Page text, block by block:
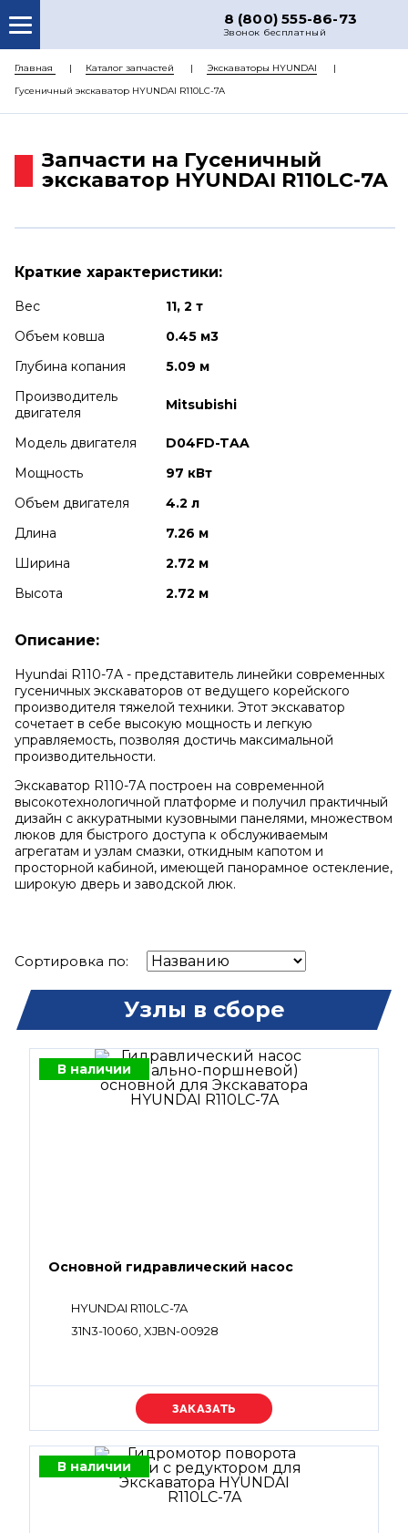
8 (800) 555-86-73
Звонок бесплатный
О НАС
КАТАЛОГ ЗАПЧАСТЕЙ
ДОСТАВКА
Главная Каталог запчастей
Экскаваторы HYUNDAI
Гусеничный экскаватор HYUNDAI R110LC-7A
Запчасти на Гусеничный
экскаватор HYUNDAI R110LC-7A
Краткие характеристики:
Вес
11, 2 т
Объем ковша
0.45 м3
Глубина копания
5.09 м
Производитель
двигателя
Mitsubishi
Модель двигателя
D04FD-TAA
Мощность
97 кВт
Объем двигателя
4.2 л
Длина
7.26 м
Ширина
2.72 м
Высота
2.72 м
Описание:
Hyundai R110-7А - представитель линейки современных
гусеничных экскаваторов от ведущего корейского
производителя тяжелой техники. Этот экскаватор
сочетает в себе высокую мощность и легкую
управляемость, позволяя достичь максимальной
производительности.
Экскаватор R110-7А построен на современной
высокотехнологичной платформе и получил практичный
дизайн с аккуратными кузовными панелями, множеством
люков для быстрого доступа к обслуживаемым
агрегатам и узлам смазки, откидным капотом и
просторной кабиной, имеющей панорамное остекление,
широкую дверь и заводской люк.
Сортировка по:
Узлы в сборе
В наличии
Основной гидравлический насос
HYUNDAI R110LC-7A
31N3-10060, XJBN-00928
Уточняйте цену
В наличии